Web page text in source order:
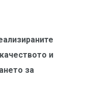
и
за